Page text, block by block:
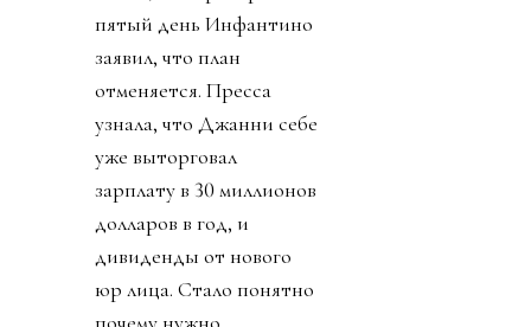
пятый день Инфантино
заявил, что план
отменяется. Пресса
узнала, что Джанни себе
уже выторговал
зарплату в 30 миллионов
долларов в год, и
дивиденды от нового
юр лица. Стало понятно